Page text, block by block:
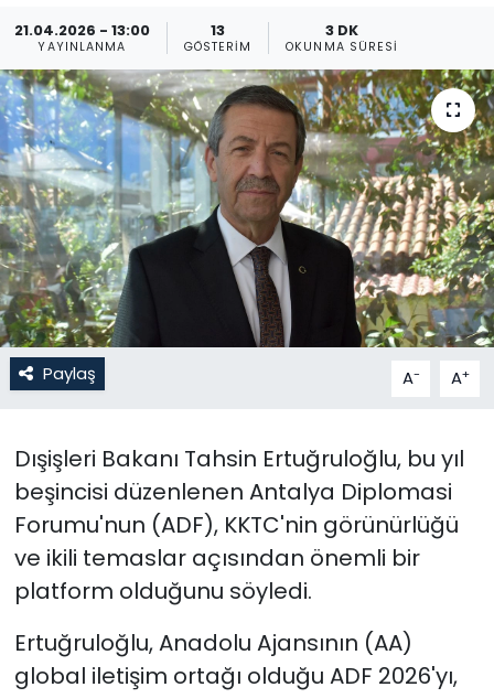
21.04.2026 - 13:00
YAYINLANMA
13
GÖSTERIM
3 DK
OKUNMA SÜRESI
Paylaş A- A+
Dışişleri Bakanı Tahsin Ertuğruloğlu, bu yıl
beşincisi düzenlenen Antalya Diplomasi
Forumu'nun (ADF), KKTC'nin görünürlüğü
ve ikili temaslar açısından önemli bir
platform olduğunu söyledi.
Ertuğruloğlu, Anadolu Ajansının (AA)
global iletişim ortağı olduğu ADF 2026'yı,
KKTC YEREL SEÇİM 2018
Kültür Sanat
Magazin
Moda
Nöbetçi Eczaneler
Otomobil Dünyası
Politika
SAĞLIK
Spor
Teknoloji
TÜRKiYE
Video Galeri